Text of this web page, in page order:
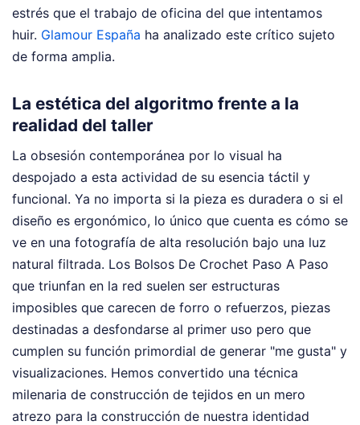
estrés que el trabajo de oficina del que intentamos
huir. Glamour España ha analizado este crítico sujeto
de forma amplia.
La estética del algoritmo frente a la
realidad del taller
La obsesión contemporánea por lo visual ha
despojado a esta actividad de su esencia táctil y
funcional. Ya no importa si la pieza es duradera o si el
diseño es ergonómico, lo único que cuenta es cómo se
ve en una fotografía de alta resolución bajo una luz
natural filtrada. Los Bolsos De Crochet Paso A Paso
que triunfan en la red suelen ser estructuras
imposibles que carecen de forro o refuerzos, piezas
destinadas a desfondarse al primer uso pero que
cumplen su función primordial de generar "me gusta" y
visualizaciones. Hemos convertido una técnica
milenaria de construcción de tejidos en un mero
atrezo para la construcción de nuestra identidad